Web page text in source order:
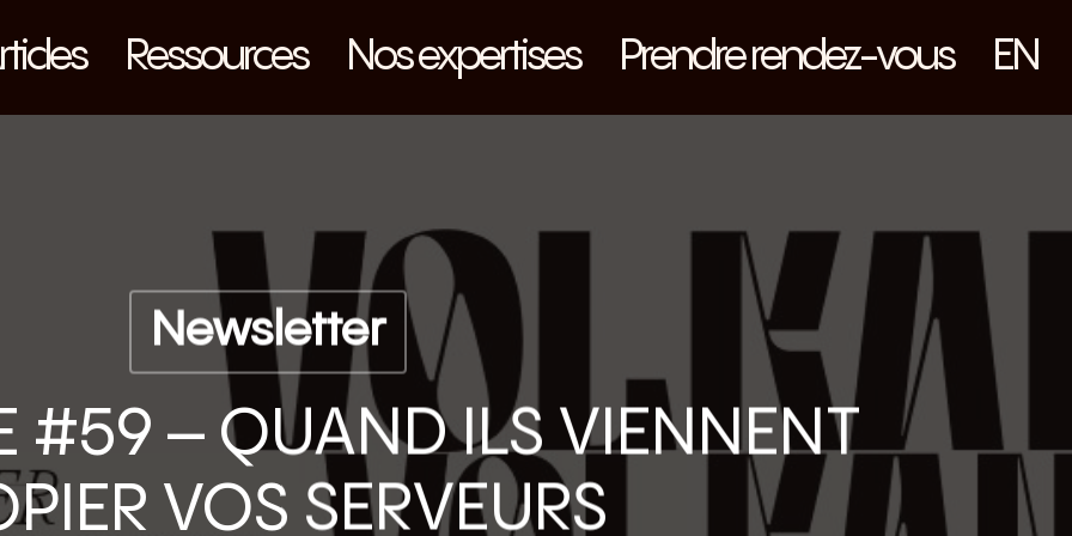
Ressources Nos expertises Prendre rendez-vous EN
Newsletter
#59 – QUAND ILS VIENNENT
VOS SERVEURS